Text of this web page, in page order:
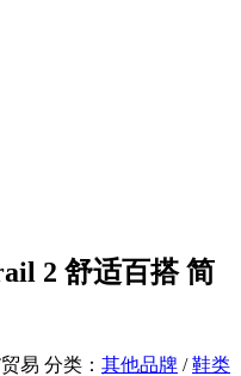
2 舒适百搭 简
易 分类： 其他品牌 /鞋类